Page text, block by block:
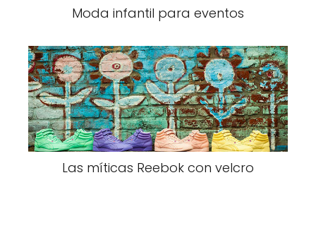
Moda infantil para eventos
Las míticas Reebok con velcro